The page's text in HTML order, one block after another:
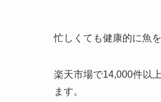
忙しくても健康的に魚
楽天市場で14,000件以
ます。